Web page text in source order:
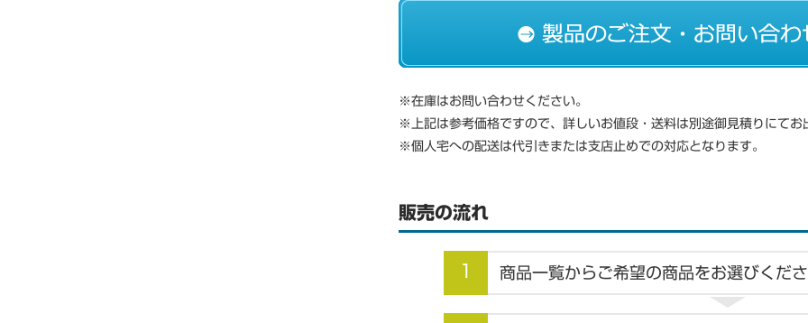
※在庫はお問い合わせください。
※上記は参考価格ですので、詳しいお値段・送料は別途御見積りにてお
※個人宅への配送は代引きまたは支店止めでの対応となります。
販売の流れ
1 商品一覧からご希望の商品をお選びくださ